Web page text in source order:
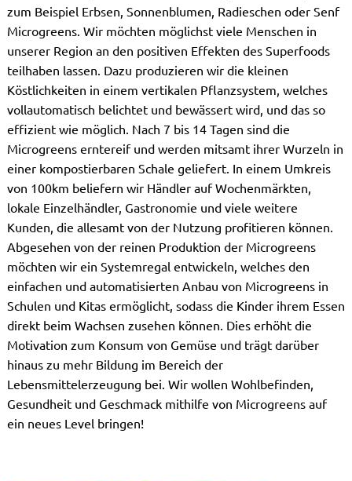
zum Beispiel Erbsen, Sonnenblumen, Radieschen oder Senf
Microgreens. Wir möchten möglichst viele Menschen in
unserer Region an den positiven Effekten des Superfoods
teilhaben lassen. Dazu produzieren wir die kleinen
Köstlichkeiten in einem vertikalen Pflanzsystem, welches
vollautomatisch belichtet und bewässert wird, und das so
effizient wie möglich. Nach 7 bis 14 Tagen sind die
Microgreens erntereif und werden mitsamt ihrer Wurzeln in
einer kompostierbaren Schale geliefert. In einem Umkreis
von 100km beliefern wir Händler auf Wochenmärkten,
lokale Einzelhändler, Gastronomie und viele weitere
Kunden, die allesamt von der Nutzung profitieren können.
Abgesehen von der reinen Produktion der Microgreens
möchten wir ein Systemregal entwickeln, welches den
einfachen und automatisierten Anbau von Microgreens in
Schulen und Kitas ermöglicht, sodass die Kinder ihrem Essen
direkt beim Wachsen zusehen können. Dies erhöht die
Motivation zum Konsum von Gemüse und trägt darüber
hinaus zu mehr Bildung im Bereich der
Lebensmittelerzeugung bei. Wir wollen Wohlbefinden,
Gesundheit und Geschmack mithilfe von Microgreens auf
ein neues Level bringen!